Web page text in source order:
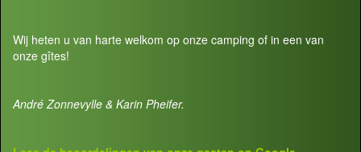
Wij heten u van harte welkom op onze camping of in een van
onze gîtes!
André Zonnevylle & Karin Pheifer.